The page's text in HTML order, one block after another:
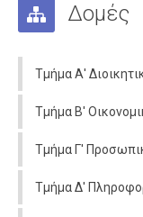
Δομές
Τμήμα Α'
Τμήμα Β'
Τμήμα Γ'
Τμήμα Δ'